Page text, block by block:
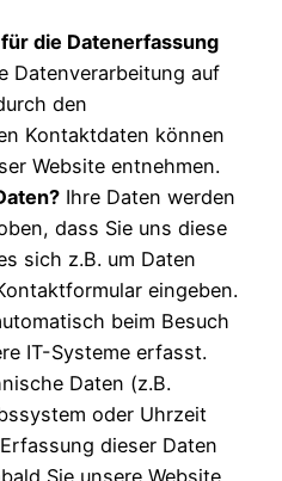
die Datenerfassung
Datenverarbeitung auf
den
Kontaktdaten können
Website entnehmen.
Ihre Daten werden
dass Sie uns diese
sich z.B. um Daten
eingeben.
beim Besuch
IT-Systeme erfasst.
Daten (z.B.
oder Uhrzeit
dieser Daten
Sie unsere Website